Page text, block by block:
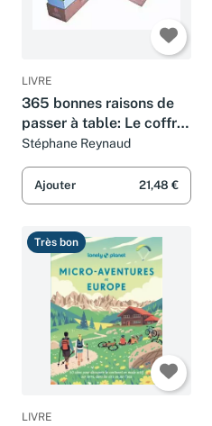
LIVRE
365 bonnes raisons de
passer à table: Le coffret
des 4 saisons
Stéphane Reynaud
Ajouter 21,48 €
Très bon
LIVRE